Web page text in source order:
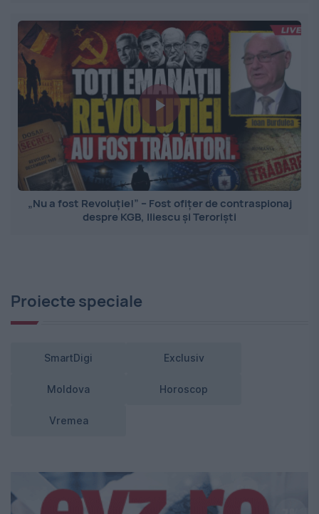
„Nu a fost Revoluție!” – Fost ofițer de contraspionaj
despre KGB, Iliescu și Teroriști
Proiecte speciale
SmartDigi Exclusiv
Moldova Horoscop
Vremea